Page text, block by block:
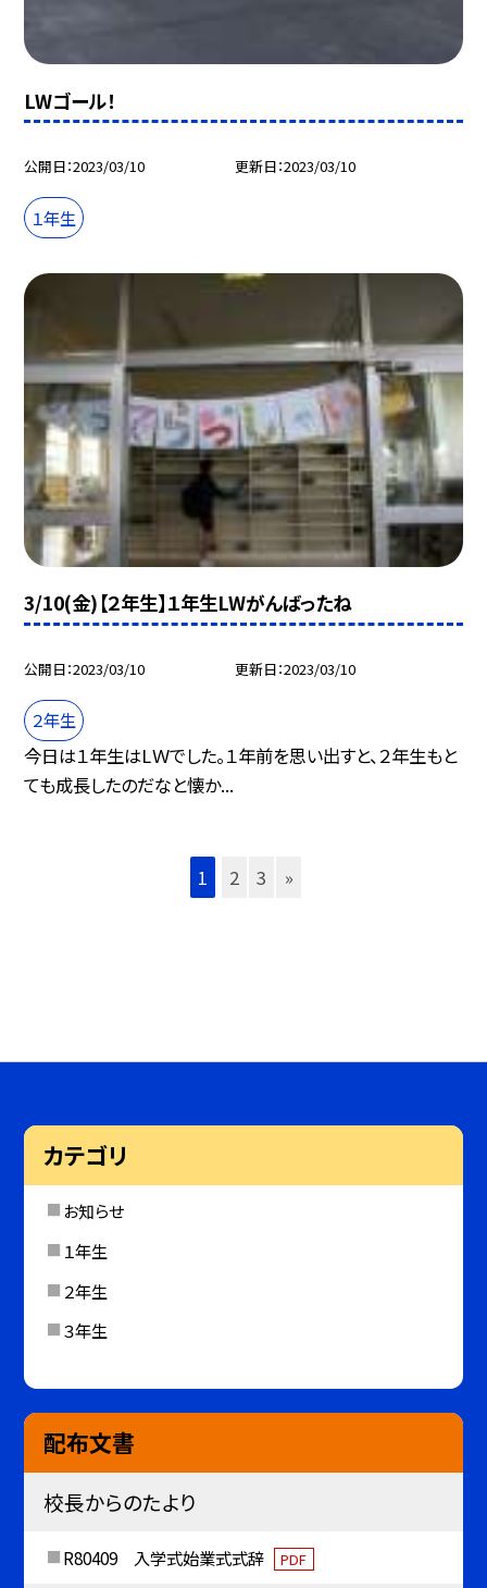
LWゴール！
公開日 2023/03/10 更新日 2023/03/10
１年生
3/10(金)【２年生】１年生LWがんばったね
公開日 2023/03/10 更新日 2023/03/10
２年生
今日は１年生はLＷでした。１年前を思い出すと、２年生もと
ても成長したのだなと懐か...
1 2 3 »
カテゴリ
お知らせ
１年生
２年生
３年生
配布文書
校長からのたより
R80409 入学式始業式式辞 PDF